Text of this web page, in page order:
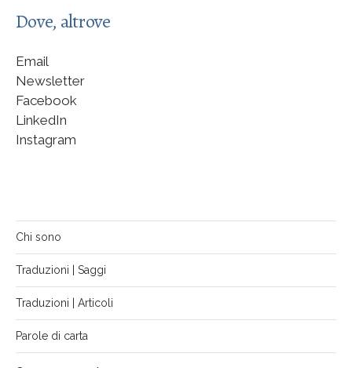
Dove, altrove
Email
Newsletter
Facebook
LinkedIn
Instagram
Chi sono
Traduzioni | Saggi
Traduzioni | Articoli
Parole di carta